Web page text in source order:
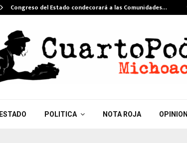
Congreso del Estado condecorará a las Comunidades…
ESTADO POLITICA NOTA ROJA OPINION